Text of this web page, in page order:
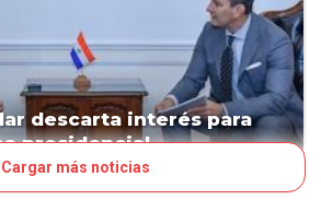
descarta interés para
presidencial
Cargar más noticias